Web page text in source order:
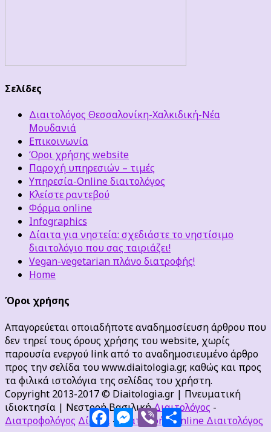
Σελίδες
Διαιτολόγος Θεσσαλονίκη-Χαλκιδική-Νέα
Μουδανιά
Επικοινωνία
‘Οροι χρήσης website
Παροχή υπηρεσιών – τιμές
Υπηρεσία-Online διαιτολόγος
Κλείστε ραντεβού
Φόρμα online
Infographics
Δίαιτα για νηστεία: σχεδιάστε το νηστίσιμο
διαιτολόγιο που σας ταιριάζει!
Vegan-vegetarian πλάνο διατροφής!
Home
Όροι χρήσης
Απαγορεύεται οποιαδήποτε αναδημοσίευση άρθρου που
δεν τηρεί τους όρους χρήσης του website, χωρίς
παρουσία ενεργού link από το αναδημοσιευμένο άρθρο
προς την σελίδα του www.diaitologia.gr, καθώς και προς
τα φιλικά ιστολόγια της σελίδας του χρήστη.
Copyright 2013-2017 © Diaitologia.gr | Πνευματική
ιδιοκτησία | Νεστορή ΒασιλικήΔιαιτολόγος -
Διατροφολόγος Δίαιτα -Διατροφή -Online Διαιτολόγος
FacebookMessenger
ViberΜοιραστείτε